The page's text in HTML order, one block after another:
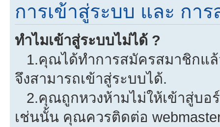
การเข้าสู่ระบบ และ กา
ทำไมเข้าสู่ระบบไม่ได้ ?
1.คุณได้ทำการสมัครสมาชิกแ
จึงสามารถเข้าสู่ระบบได้.
2.คุณถูกหวงห้ามไม่ให้เข้าสู่บอ
เช่นนั้น คุณควรติดต่อ